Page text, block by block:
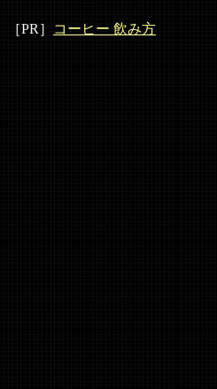
［PR］ コーヒー 飲み方